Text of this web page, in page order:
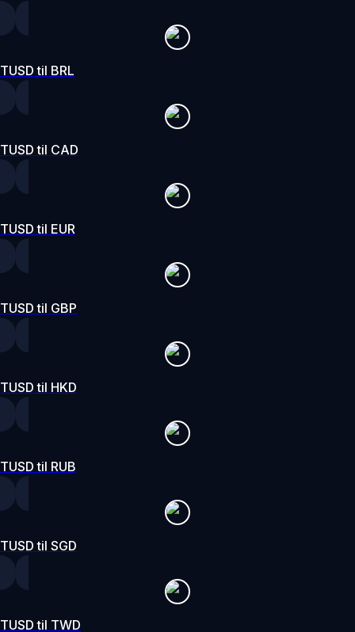
TUSD til BRL
TUSD til CAD
TUSD til EUR
TUSD til GBP
TUSD til HKD
TUSD til RUB
TUSD til SGD
TUSD til TWD